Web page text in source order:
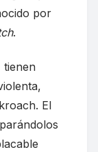
por
.
tienen
El